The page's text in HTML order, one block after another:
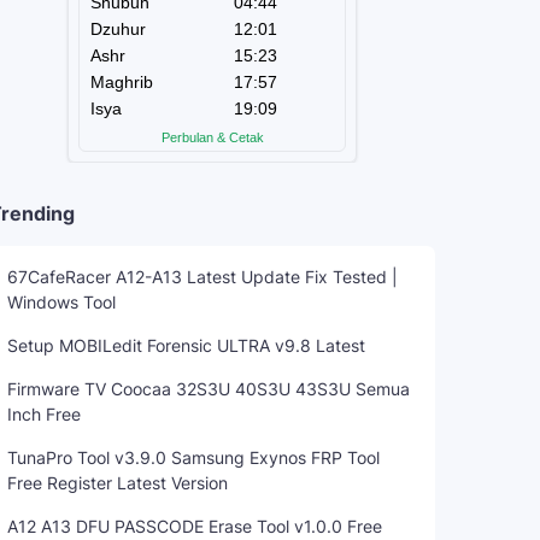
67CafeRacer A12-A13 Latest Update Fix Tested |
Windows Tool
Setup MOBILedit Forensic ULTRA v9.8 Latest
Firmware TV Coocaa 32S3U 40S3U 43S3U Semua
Inch Free
TunaPro Tool v3.9.0 Samsung Exynos FRP Tool
Free Register Latest Version
A12 A13 DFU PASSCODE Erase Tool v1.0.0 Free